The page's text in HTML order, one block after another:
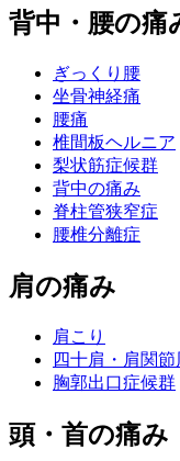
背中・腰の痛
ぎっくり腰
坐骨神経痛
腰痛
椎間板ヘルニア
梨状筋症候群
背中の痛み
脊柱管狭窄症
腰椎分離症
肩の痛み
肩こり
四十肩・肩関節
胸郭出口症候群
頭・首の痛み